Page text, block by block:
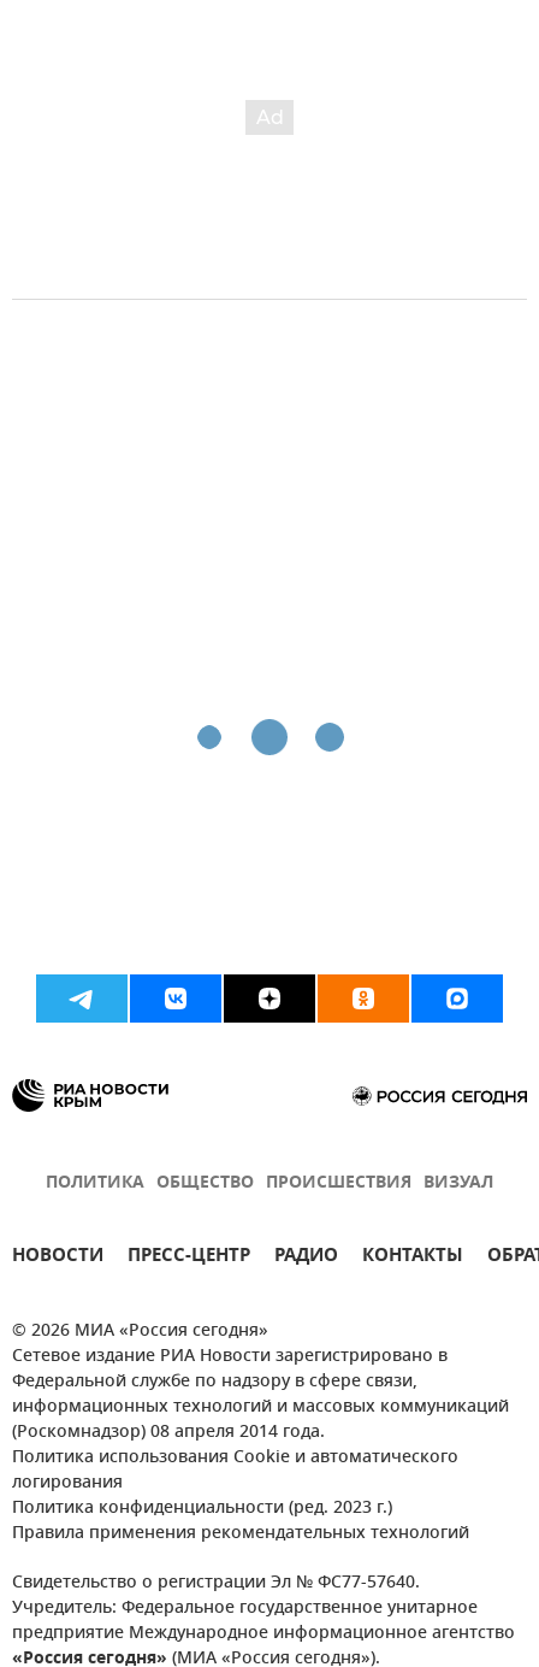
ПОЛИТИКА ОБЩЕСТВО ПРОИСШЕСТВИЯ ВИЗУАЛ
НОВОСТИ ПРЕСС-ЦЕНТР РАДИО КОНТАКТЫ
© 2026 МИА «Россия сегодня»
Сетевое издание РИА Новости зарегистрировано в
Федеральной службе по надзору в сфере связи,
информационных технологий и массовых коммуникаций
(Роскомнадзор) 08 апреля 2014 года.
Политика использования Cookie и автоматического
логирования
Политика конфиденциальности (ред. 2023 г.)
Правила применения рекомендательных технологий
Свидетельство о регистрации Эл № ФС77-57640.
Учредитель: Федеральное государственное унитарное
предприятие Международное информационное агентство
«Россия сегодня» (МИА «Россия сегодня»).